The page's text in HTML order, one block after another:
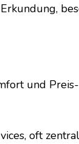
und
oft